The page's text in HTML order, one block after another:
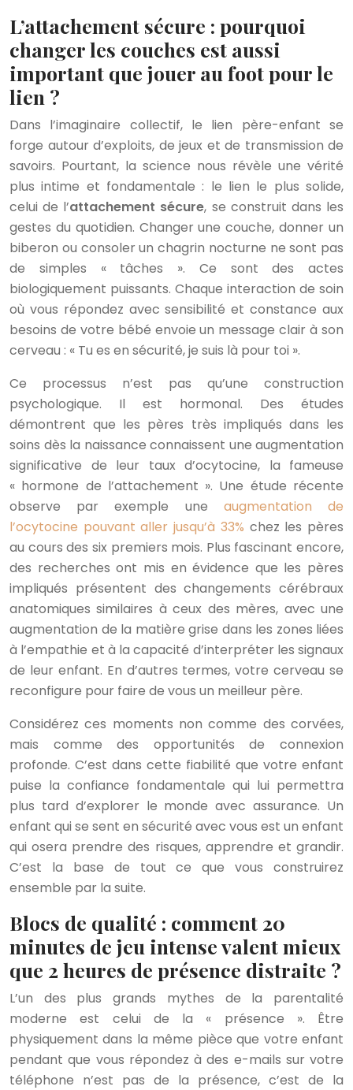
L’attachement sécure : pourquoi
changer les couches est aussi
important que jouer au foot pour le
lien ?
Dans l’imaginaire collectif, le lien père-enfant se
forge autour d’exploits, de jeux et de transmission de
savoirs. Pourtant, la science nous révèle une vérité
plus intime et fondamentale : le lien le plus solide,
celui de l’attachement sécure, se construit dans les
gestes du quotidien. Changer une couche, donner un
biberon ou consoler un chagrin nocturne ne sont pas
de simples « tâches ». Ce sont des actes
biologiquement puissants. Chaque interaction de soin
où vous répondez avec sensibilité et constance aux
besoins de votre bébé envoie un message clair à son
cerveau : « Tu es en sécurité, je suis là pour toi ».
Ce processus n’est pas qu’une construction
psychologique. Il est hormonal. Des études
démontrent que les pères très impliqués dans les
soins dès la naissance connaissent une augmentation
significative de leur taux d’ocytocine, la fameuse
« hormone de l’attachement ». Une étude récente
observe par exemple une augmentation de
l’ocytocine pouvant aller jusqu’à 33% chez les pères
au cours des six premiers mois. Plus fascinant encore,
des recherches ont mis en évidence que les pères
impliqués présentent des changements cérébraux
anatomiques similaires à ceux des mères, avec une
augmentation de la matière grise dans les zones liées
à l’empathie et à la capacité d’interpréter les signaux
de leur enfant. En d’autres termes, votre cerveau se
reconfigure pour faire de vous un meilleur père.
Considérez ces moments non comme des corvées,
mais comme des opportunités de connexion
profonde. C’est dans cette fiabilité que votre enfant
puise la confiance fondamentale qui lui permettra
plus tard d’explorer le monde avec assurance. Un
enfant qui se sent en sécurité avec vous est un enfant
qui osera prendre des risques, apprendre et grandir.
C’est la base de tout ce que vous construirez
ensemble par la suite.
Blocs de qualité : comment 20
minutes de jeu intense valent mieux
que 2 heures de présence distraite ?
L’un des plus grands mythes de la parentalité
moderne est celui de la « présence ». Être
physiquement dans la même pièce que votre enfant
pendant que vous répondez à des e-mails sur votre
téléphone n’est pas de la présence, c’est de la